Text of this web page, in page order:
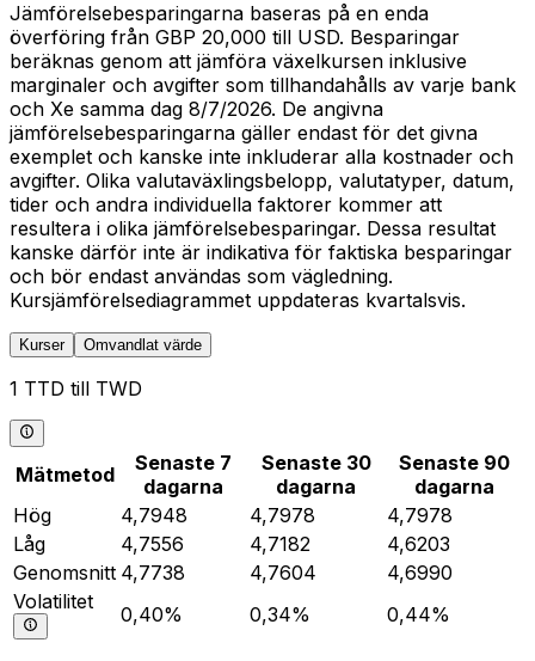
Jämförelsebesparingarna baseras på en enda
överföring från GBP 20,000 till USD. Besparingar
beräknas genom att jämföra växelkursen inklusive
marginaler och avgifter som tillhandahålls av varje bank
och Xe samma dag 8/7/2026. De angivna
jämförelsebesparingarna gäller endast för det givna
exemplet och kanske inte inkluderar alla kostnader och
avgifter. Olika valutaväxlingsbelopp, valutatyper, datum,
tider och andra individuella faktorer kommer att
resultera i olika jämförelsebesparingar. Dessa resultat
kanske därför inte är indikativa för faktiska besparingar
och bör endast användas som vägledning.
Kursjämförelsediagrammet uppdateras kvartalsvis.
Kurser Omvandlat värde
1 TTD till TWD
Mätmetod
Senaste 7
dagarna
Senaste 30
dagarna
Senaste 90
dagarna
Hög
4,7948 4,7978
4,7978
Låg
4,7556 4,7182
4,6203
Genomsnitt 4,7738 4,7604
4,6990
Volatilitet
0,40% 0,34% 0,44%